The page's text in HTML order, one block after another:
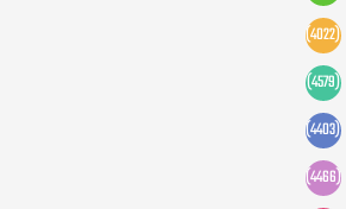
(4022)
(4579)
(4403)
(4466)